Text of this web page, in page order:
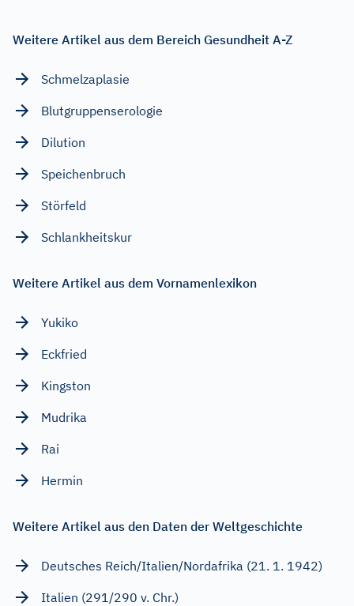
Weitere Artikel aus dem Bereich Gesundheit A-Z
Schmelzaplasie
Blutgruppenserologie
Dilution
Speichenbruch
Störfeld
Schlankheitskur
Weitere Artikel aus dem Vornamenlexikon
Yukiko
Eckfried
Kingston
Mudrika
Rai
Hermin
Weitere Artikel aus den Daten der Weltgeschichte
Deutsches Reich/Italien/Nordafrika (21. 1. 1942)
Italien (291/290 v. Chr.)